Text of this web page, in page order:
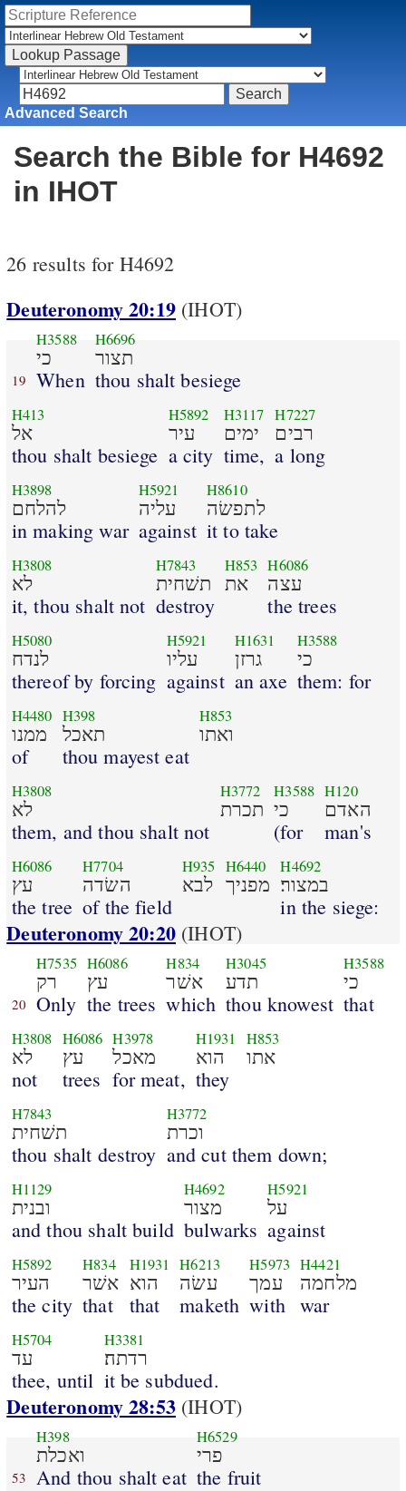
Advanced Search
Search the Bible for H4692
in IHOT
26 results for H4692
Deuteronomy 20:19(IHOT)
19
H3588
כי
When
H6696
תצור
thou shalt besiege
H413
אל
thou shalt besiege
H5892
עיר
a city
H3117
ימים
time,
H7227
רבים
a long
H3898
להלחם
in making war
H5921
עליה
against
H8610
לתפשׂה
it to take
H3808
לא
it, thou shalt not
H7843
תשׁחית
destroy
H853
את
H6086
עצה
the trees
H5080
לנדח
thereof by forcing
H5921
עליו
against
H1631
גרזן
an axe
H3588
כי
them: for
H4480
ממנו
of
H398
תאכל
thou mayest eat
H853
ואתו
H3808
לא
them, and thou shalt not
H3772
תכרת
H3588
כי
(for
H120
האדם
man's
H6086
עץ
the tree
H7704
השׂדה
of the field
H935
לבא
H6440
מפניך
H4692
במצור׃
in the siege:
Deuteronomy 20:20(IHOT)
20
H7535
רק
Only
H6086
עץ
the trees
H834
אשׁר
which
H3045
תדע
thou knowest
H3588
כי
that
H3808
לא
not
H6086
עץ
trees
H3978
מאכל
for meat,
H1931
הוא
they
H853
אתו
H7843
תשׁחית
thou shalt destroy
H3772
וכרת
and cut them down;
H1129
ובנית
and thou shalt build
H4692
מצור
bulwarks
H5921
על
against
H5892
העיר
the city
H834
אשׁר
that
H1931
הוא
that
H6213
עשׂה
maketh
H5973
עמך
with
H4421
מלחמה
war
H5704
עד
thee, until
H3381
רדתה׃
it be subdued.
Deuteronomy 28:53(IHOT)
53
H398
ואכלת
And thou shalt eat
H6529
פרי
the fruit